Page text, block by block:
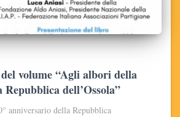
volume “Agli albori della
dell’Ossola”
anniversario della Repubblica